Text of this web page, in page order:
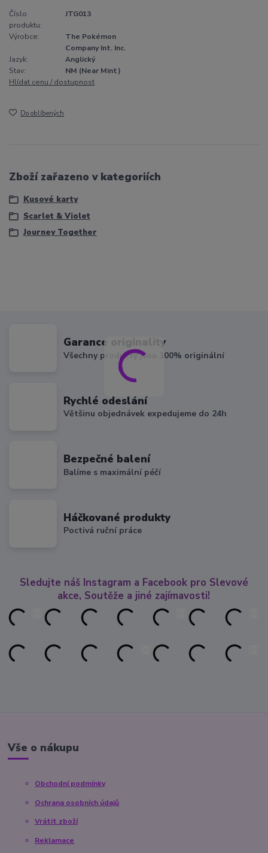
Číslo
produktu:
JTG013
Výrobce:
The Pokémon
Company Int. Inc.
Jazyk:
Anglický
Stav:
NM (Near Mint)
Hlídat cenu / dostupnost
Do oblíbených
Zboží zařazeno v kategoriích
Kusové karty
Scarlet & Violet
Journey Together
Garance originality
Všechny produkty jsou 100% originální
Rychlé odeslání
Většinu objednávek expedujeme do 24h
Bezpečné balení
Balíme s maximální péčí
Háčkované produkty
Poctivá ruční práce
Sledujte náš Instagram a Facebook pro Slevové
akce, Soutěže a jiné zajímavosti!
Vše o nákupu
Obchodní podmínky
Ochrana osobních údajů
Vrátit zboží
Reklamace